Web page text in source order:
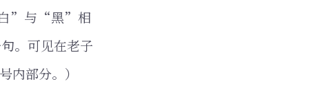
“白”与“黑”相
。可见在老子
部分。）